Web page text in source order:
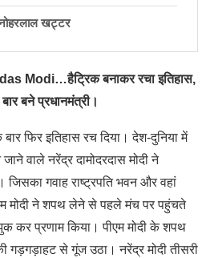
खट्टर
Modi…हैट्रिक बनाकर रचा इतिहास,
बार बने प्रधानमंत्री।
फिर इतिहास रच दिया। देश-दुनिया में
वाले नरेंद्र दामोदरदास मोदी ने
गवाह राष्ट्रपति भवन और वहां
मोदी ने शपथ लेने से पहले मंच पर पहुंचते
कर प्रणाम किया। पीएम मोदी के शपथ
गड़गड़ाहट से गूंज उठा। नरेंद्र मोदी तीसरी